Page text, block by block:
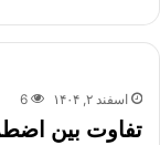
اسفند ۲, ۱۴۰۴ 6
تفاوت بین